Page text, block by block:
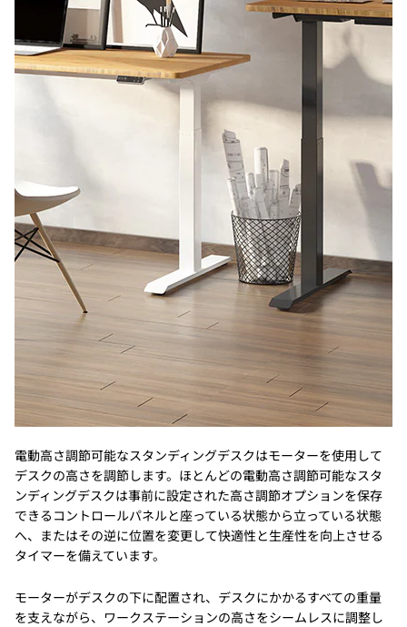
電動高さ調節可能なスタンディングデスクはモーターを使用して
デスクの高さを調節します。ほとんどの電動高さ調節可能なスタ
ンディングデスクは事前に設定された高さ調節オプションを保存
できるコントロールパネルと座っている状態から立っている状態
へ、またはその逆に位置を変更して快適性と生産性を向上させる
タイマーを備えています。
モーターがデスクの下に配置され、デスクにかかるすべての重量
を支えながら、ワークステーションの高さをシームレスに調整し